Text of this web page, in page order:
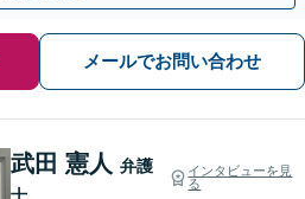
メールでお問い合わせ
武田 憲人 弁護
士
インタビューを見
る